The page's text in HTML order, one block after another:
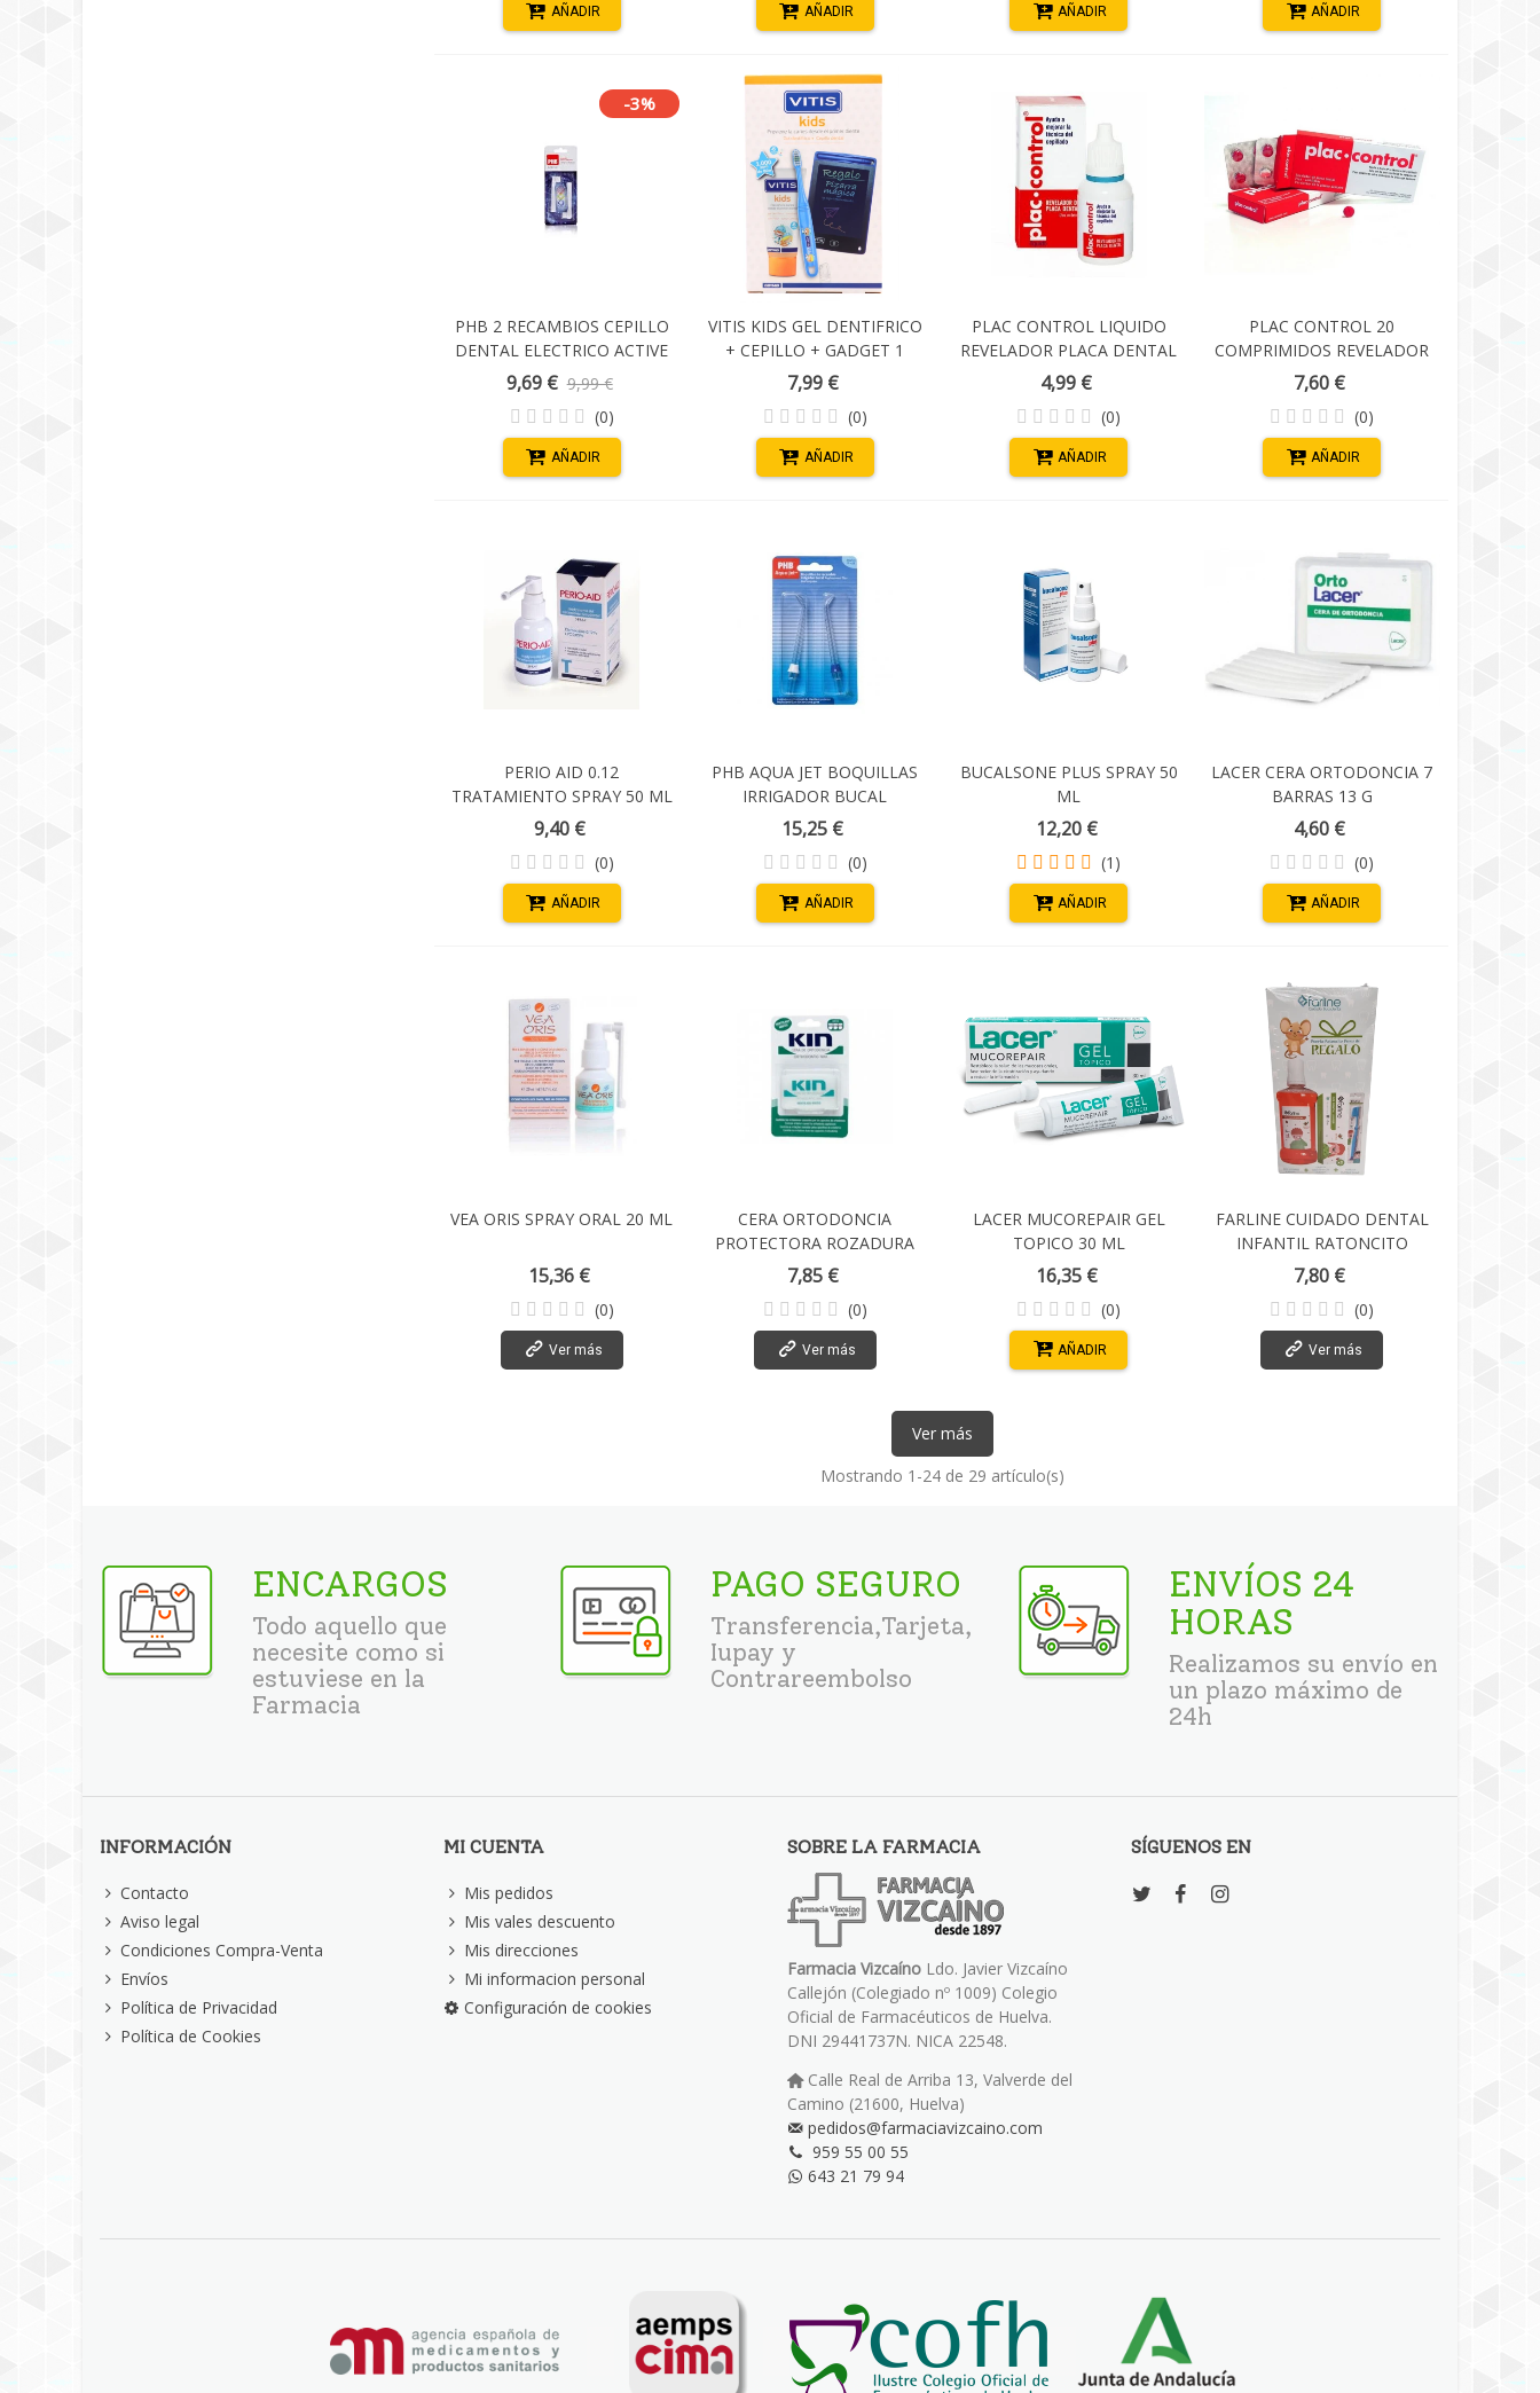
AÑADIR AÑADIR AÑADIR AÑADIR
-3%
PHB 2 RECAMBIOS CEPILLO
DENTAL ELECTRICO ACTIVE
9,69 € 9,99 €
(0)
AÑADIR
VITIS KIDS GEL DENTIFRICO
+ CEPILLO + GADGET 1
ENVASE 50 ML
7,99 €
(0)
AÑADIR
PLAC CONTROL LIQUIDO
REVELADOR PLACA DENTAL
15 ML
4,99 €
(0)
AÑADIR
PLAC CONTROL 20
COMPRIMIDOS REVELADOR
PLACA DENTAL
7,60 €
(0)
AÑADIR
PERIO AID 0.12
TRATAMIENTO SPRAY 50 ML
9,40 €
(0)
AÑADIR
PHB AQUA JET BOQUILLAS
IRRIGADOR BUCAL
15,25 €
(0)
AÑADIR
BUCALSONE PLUS SPRAY 50
ML
12,20 €
(1)
AÑADIR
LACER CERA ORTODONCIA 7
BARRAS 13 G
4,60 €
(0)
AÑADIR
VEA ORIS SPRAY ORAL 20 ML
15,36 €
(0)
Ver más
CERA ORTODONCIA
PROTECTORA ROZADURA
KIN BARRITAS
7,85 €
(0)
Ver más
LACER MUCOREPAIR GEL
TOPICO 30 ML
16,35 €
(0)
AÑADIR
FARLINE CUIDADO DENTAL
INFANTIL RATONCITO
PEREZ
7,80 €
(0)
Ver más
Ver más
Mostrando 1 -24 de 29 artículo(s)
ENCARGOS
Todo aquello que
necesite como si
estuviese en la
Farmacia
PAGO SEGURO
Transferencia,Tarjeta,
Iupay y
Contrareembolso
ENVÍOS 24
HORAS
Realizamos su envío en
un plazo máximo de
24h
INFORMACIÓN
Contacto
Aviso legal
Condiciones Compra-Venta
Envíos
Política de Privacidad
Política de Cookies
MI CUENTA
Mis pedidos
Mis vales descuento
Mis direcciones
Mi informacion personal
Configuración de cookies
SOBRE LA FARMACIA
Farmacia Vizcaíno Ldo. Javier Vizcaíno
Callejón (Colegiado nº 1009) Colegio
Oficial de Farmacéuticos de Huelva.
DNI 29441737N. NICA 22548.
Calle Real de Arriba 13, Valverde del
Camino (21600, Huelva)
pedidos@farmaciavizcaino.com
959 55 00 55
643 21 79 94
SÍGUENOS EN